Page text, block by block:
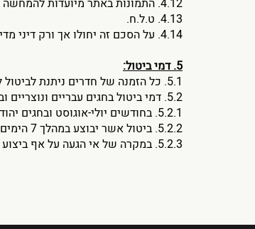
4.12. התמונות באתר מיועדות להמחשה בלבד ואינן מחייבות את המלון.
4.13. ט.ל.ח.
4.14. על הסכם זה יחולו אך ורק דיני מדינת ישראל. מקום השיפוט הבלעדי לכל עניין הנוגע להסכם זה והשימוש באתר הינו בבתי המשפט המוסמכים באזור תל-אביב - יפו.
5. דמי ביטול:
5.1. כל הזמנה של חדרים ניתנת לביטול ללא חיוב בתשלום כלשהו, עד 48 שעות מראש.
5.2. דמי ביטול בחגים עבריים ונוצריים ובמהלך החודשים יולי-אוגוסט.
5.2.1. בחודשים יולי-אוגוסט ובחגים יהודיים ונוצרים, כל הזמנה ניתנת לביטול ללא חיוב בתשלום כלשהו, עד 7 ימים מראש.
5.2.2. ביטול אשר יבוצע במהלך 7 הימים הקודמים למועד ההגעה, יחויב בתשלום של יומיים ראשונים שהוזמנו על פי שיקול דעתה הבלעדי של הנהלת המלון.
5.2.3. במקרה של אי הגעה על אף ביצוע הזמנה, החברות שומרות לעצמן את הזכות לחייב את הרוכש חיוב מלא ו/או חלקי, על פי שיקול דעתה הבלעדי של הנהלת המלונות.